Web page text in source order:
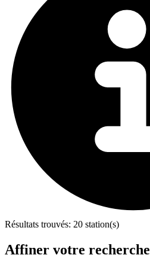
Résultats trouvés: 20 station(s)
Affiner votre recherche